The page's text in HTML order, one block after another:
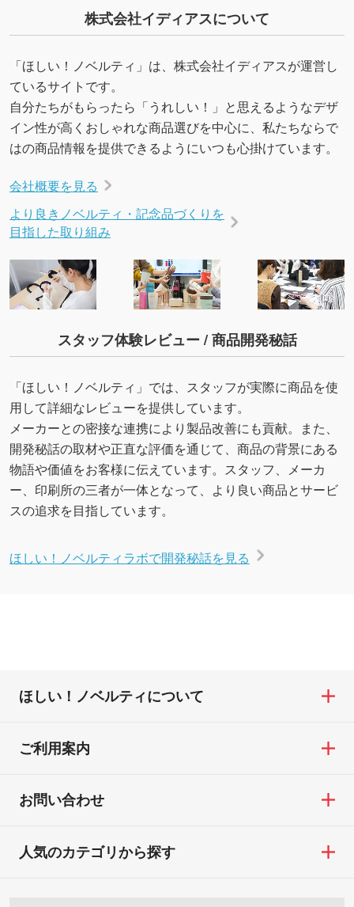
株式会社イディアスについて
「ほしい！ノベルティ」は、株式会社イディアスが運営し
ているサイトです。
自分たちがもらったら「うれしい！」と思えるようなデザ
イン性が高くおしゃれな商品選びを中心に、私たちならで
はの商品情報を提供できるようにいつも心掛けています。
会社概要を見る
より良きノベルティ・記念品づくりを
目指した取り組み
スタッフ体験レビュー / 商品開発秘話
「ほしい！ノベルティ」では、スタッフが実際に商品を使
用して詳細なレビューを提供しています。
メーカーとの密接な連携により製品改善にも貢献。また、
開発秘話の取材や正直な評価を通じて、商品の背景にある
物語や価値をお客様に伝えています。スタッフ、メーカ
ー、印刷所の三者が一体となって、より良い商品とサービ
スの追求を目指しています。
ほしい！ノベルティラボで開発秘話を見る
ほしい！ノベルティについて
ご利用案内
お問い合わせ
人気のカテゴリから探す